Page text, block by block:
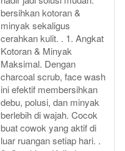
bersihkan kotoran &
minyak sekaligus
cerahkan kulit. . 1. Angkat
Kotoran & Minyak
Maksimal. Dengan
charcoal scrub, face wash
ini efektif membersihkan
debu, polusi, dan minyak
berlebih di wajah. Cocok
buat cowok yang aktif di
luar ruangan setiap hari. .